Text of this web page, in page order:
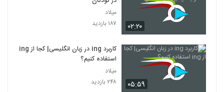
۰۲:۲۰
میلاد
۱۸۷ بازدید
۰۵:۵۹
کاربرد ing در زبان انگلیسی| کجا از ing
استفاده کنیم؟
میلاد
۲۴۸ بازدید